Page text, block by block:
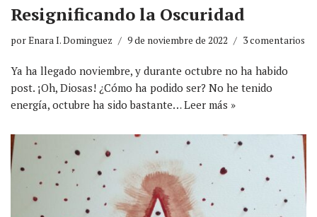
Resignificando la Oscuridad
porEnara I. Dominguez 9 de noviembre de 2022 3 comentarios
Ya ha llegado noviembre, y durante octubre no ha habido
post. ¡Oh, Diosas! ¿Cómo ha podido ser? No he tenido
energía, octubre ha sido bastante…Leer más »